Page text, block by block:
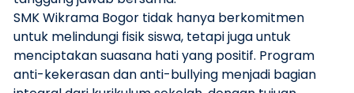
SMK Wikrama Bogor tidak hanya berkomitmen
untuk melindungi fisik siswa, tetapi juga untuk
menciptakan suasana hati yang positif. Program
anti-kekerasan dan anti-bullying menjadi bagian